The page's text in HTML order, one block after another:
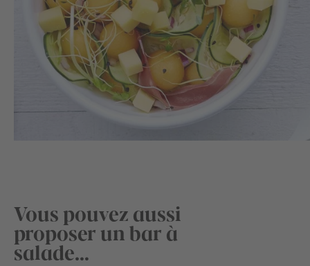
Vous pouvez aussi
proposer un bar à
salade…